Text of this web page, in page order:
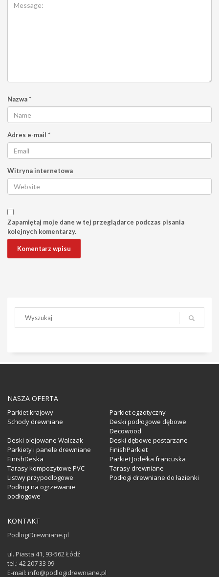
Nazwa*
Adres e-mail *
Witryna internetowa
Zapamiętaj moje dane w tej przeglądarce podczas pisania
kolejnych komentarzy.
NASZA OFERTA
Parkiet krajowy
Parkiet egzotyczny
Schody drewniane
Deski podłogowe dębowe
Decowood
Deski olejowane Walczak
Deski dębowe postarzane
Parkiety i panele drewniane
FinishParkiet
FinishDeska
Parkiet Jodełka francuska
Tarasy kompozytowe PVC
Tarasy drewniane
Listwy przypodłogowe
Podłogi drewniane do łazienki
Podłogi na ogrzewanie
podłogowe
KONTAKT
PodlogiDrewniane.pl
ul. Piasta 41, 93-562 Łódź
tel.: 42 207 33 99
E-mail: info@podlogidrewniane.pl